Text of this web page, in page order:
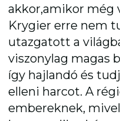
akkor,amikor még
Krygier erre nem
utazgatott a
viszonylag magas
így hajlandó és
elleni harcot. A
embereknek,